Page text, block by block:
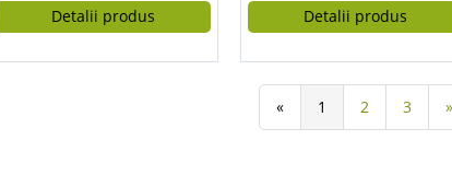
Detalii produs Detalii produs
« 1 2 3 »